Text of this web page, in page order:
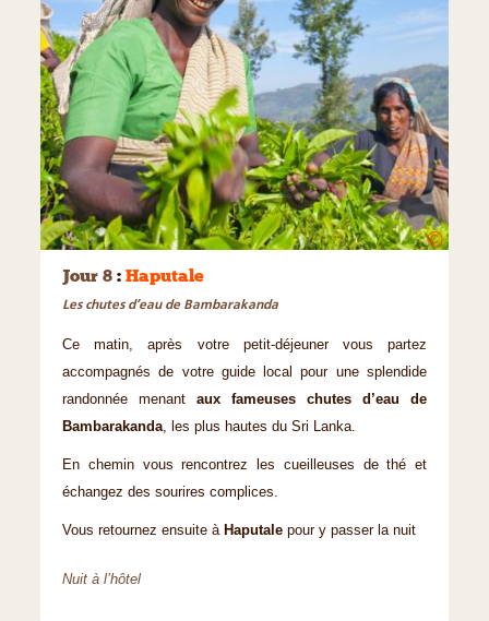
©
Jour 8 : Haputale
Les chutes d’eau de Bambarakanda
Ce matin, après votre petit-déjeuner vous partez
accompagnés de votre guide local pour une splendide
randonnée menant aux fameuses chutes d’eau de
Bambarakanda, les plus hautes du Sri Lanka.
En chemin vous rencontrez les cueilleuses de thé et
échangez des sourires complices.
Vous retournez ensuite à Haputale pour y passer la nuit
Nuit à l’hôtel